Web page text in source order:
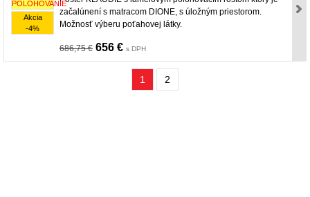
POLOHOVANIE
Akcia
-4%
začalúnení s matracom DIONE, s úložným priestorom.
Možnosť výberu poťahovej látky.
686,75 € 656 € s DPH
1 2